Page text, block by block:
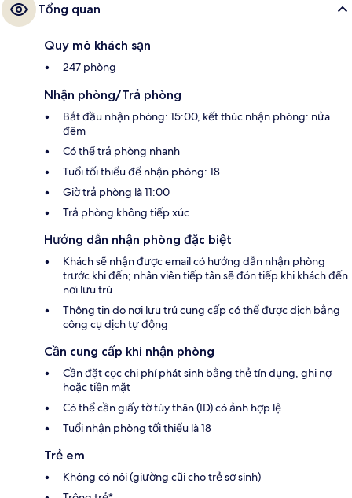
Tổng quan
Quy mô khách sạn
247 phòng
Nhận phòng/Trả phòng
Bắt đầu nhận phòng: 15:00, kết thúc nhận phòng: nửa
đêm
Có thể trả phòng nhanh
Tuổi tối thiểu để nhận phòng: 18
Giờ trả phòng là 11:00
Trả phòng không tiếp xúc
Hướng dẫn nhận phòng đặc biệt
Khách sẽ nhận được email có hướng dẫn nhận phòng
trước khi đến; nhân viên tiếp tân sẽ đón tiếp khi khách đến
nơi lưu trú
Thông tin do nơi lưu trú cung cấp có thể được dịch bằng
công cụ dịch tự động
Cần cung cấp khi nhận phòng
Cần đặt cọc chi phí phát sinh bằng thẻ tín dụng, ghi nợ
hoặc tiền mặt
Có thể cần giấy tờ tùy thân (ID) có ảnh hợp lệ
Tuổi nhận phòng tối thiểu là 18
Trẻ em
Không có nôi (giường cũi cho trẻ sơ sinh)